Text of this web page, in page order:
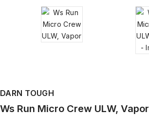
DARN TOUGH
Ws Run Micro Crew ULW, Vapor